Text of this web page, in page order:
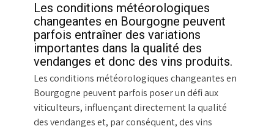
Les conditions météorologiques
changeantes en Bourgogne peuvent
parfois entraîner des variations
importantes dans la qualité des
vendanges et donc des vins produits.
Les conditions météorologiques changeantes en
Bourgogne peuvent parfois poser un défi aux
viticulteurs, influençant directement la qualité
des vendanges et, par conséquent, des vins